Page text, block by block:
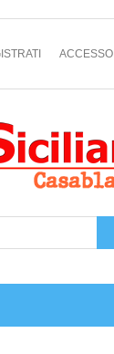
ACCESSO